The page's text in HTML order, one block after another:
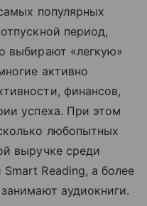
популярных
период,
выбирают «легкую»
активно
финансов,
успеха. При этом
любопытных
выручке среди
Reading, а более
аудиокниги.